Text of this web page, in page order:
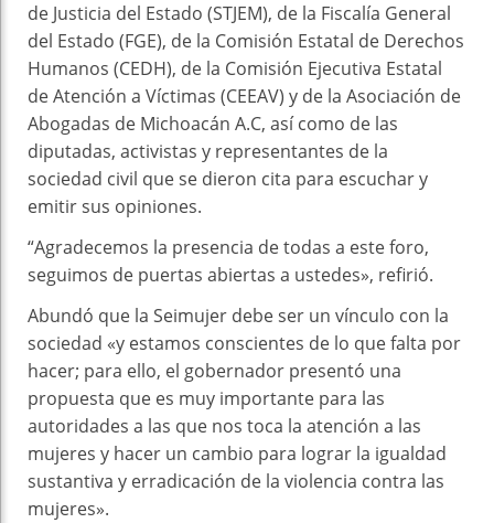
de Justicia del Estado (STJEM), de la Fiscalía General
del Estado (FGE), de la Comisión Estatal de Derechos
Humanos (CEDH), de la Comisión Ejecutiva Estatal
de Atención a Víctimas (CEEAV) y de la Asociación de
Abogadas de Michoacán A.C, así como de las
diputadas, activistas y representantes de la
sociedad civil que se dieron cita para escuchar y
emitir sus opiniones.
“Agradecemos la presencia de todas a este foro,
seguimos de puertas abiertas a ustedes», refirió.
Abundó que la Seimujer debe ser un vínculo con la
sociedad «y estamos conscientes de lo que falta por
hacer; para ello, el gobernador presentó una
propuesta que es muy importante para las
autoridades a las que nos toca la atención a las
mujeres y hacer un cambio para lograr la igualdad
sustantiva y erradicación de la violencia contra las
mujeres».